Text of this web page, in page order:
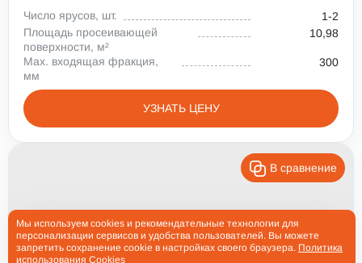
Число ярусов, шт.
1-2
Площадь просеивающей
поверхности, м²
10,98
Max. входящая фракция,
мм
300
УЗНАТЬ ЦЕНУ
В сравнение
Мы используем cookies и рекомендательные технологии для
персонализации сервисов и удобства пользователей. Вы можете
запретить сохранение cookie в настройках своего браузера. Политика
использования Cookies